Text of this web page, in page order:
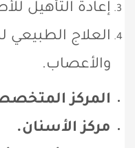
إعادة التأهيل
العلاج
والأعصاب.
المركز
مركز الأسنان.